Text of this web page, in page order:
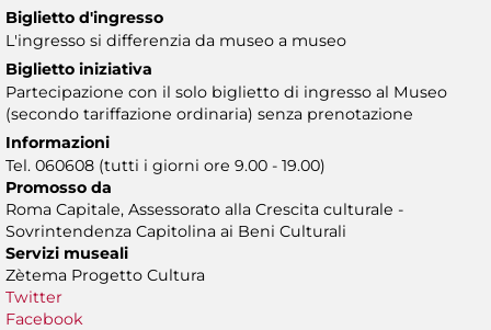
Biglietto d'ingresso
L'ingresso si differenzia da museo a museo
Biglietto iniziativa
Partecipazione con il solo biglietto di ingresso al Museo
(secondo tariffazione ordinaria) senza prenotazione
Informazioni
Tel. 060608 (tutti i giorni ore 9.00 - 19.00)
Promosso da
Roma Capitale, Assessorato alla Crescita culturale -
Sovrintendenza Capitolina ai Beni Culturali
Servizi museali
Zètema Progetto Cultura
Twitter
Facebook